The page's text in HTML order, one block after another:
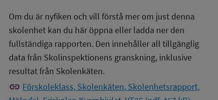
Om du är nyfiken och vill förstå mer om just denna
skolenhet kan du här öppna eller ladda ner den
fullständiga rapporten. Den innehåller all tillgänglig
data från Skolinspektionens granskning, inklusive
resultat från Skolenkäten.
link Förskoleklass, Skolenkäten, Skolenhetsrapport,